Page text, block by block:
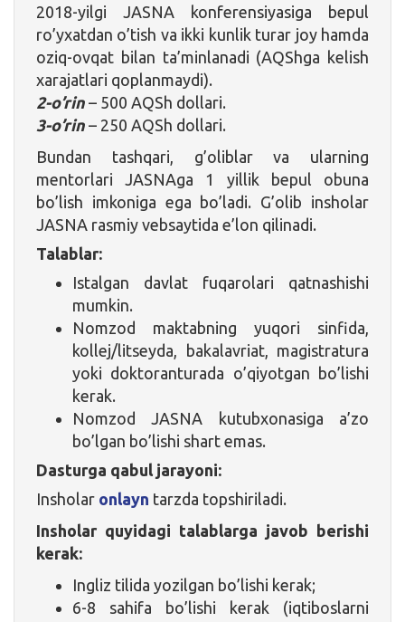
2018-yilgi JASNA konferensiyasiga bepul
ro’yxatdan o’tish va ikki kunlik turar joy hamda
oziq-ovqat bilan ta’minlanadi (AQShga kelish
xarajatlari qoplanmaydi).
2-o’rin – 500 AQSh dollari.
3-o’rin – 250 AQSh dollari.
Bundan tashqari, g’oliblar va ularning
mentorlari JASNAga 1 yillik bepul obuna
bo’lish imkoniga ega bo’ladi. G’olib insholar
JASNA rasmiy vebsaytida e’lon qilinadi.
Talablar:
Istalgan davlat fuqarolari qatnashishi
mumkin.
Nomzod maktabning yuqori sinfida,
kollej/litseyda, bakalavriat, magistratura
yoki doktoranturada o’qiyotgan bo’lishi
kerak.
Nomzod JASNA kutubxonasiga a’zo
bo’lgan bo’lishi shart emas.
Dasturga qabul jarayoni:
Insholar onlayn tarzda topshiriladi.
Insholar quyidagi talablarga javob berishi
kerak:
Ingliz tilida yozilgan bo’lishi kerak;
6-8 sahifa bo’lishi kerak (iqtiboslarni